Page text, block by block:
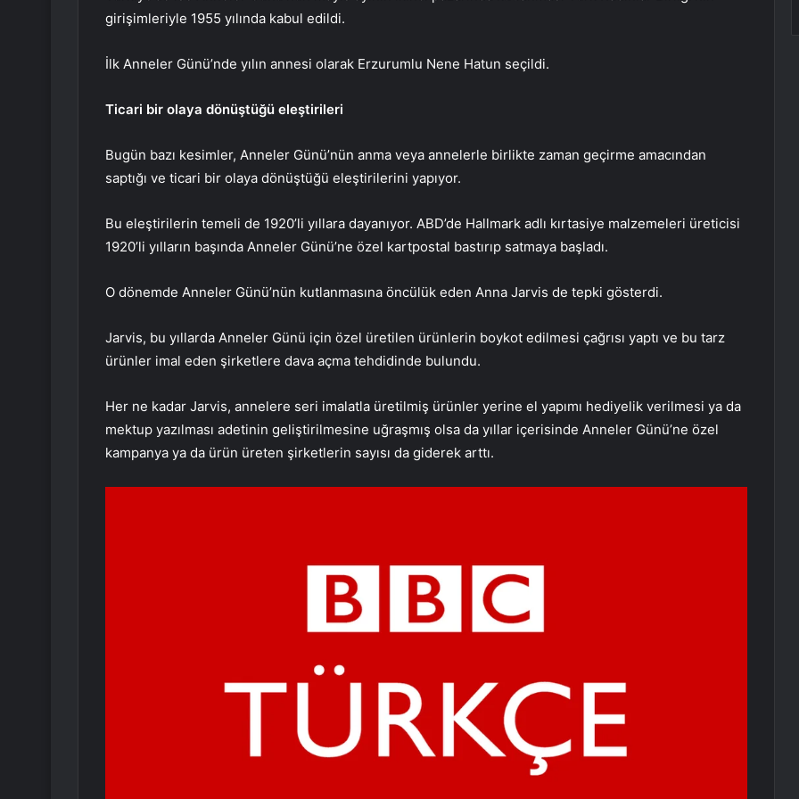
girişimleriyle 1955 yılında kabul edildi.
İlk Anneler Günü’nde yılın annesi olarak Erzurumlu Nene Hatun seçildi.
Ticari bir olaya dönüştüğü eleştirileri
Bugün bazı kesimler, Anneler Günü’nün anma veya annelerle birlikte zaman geçirme amacından
saptığı ve ticari bir olaya dönüştüğü eleştirilerini yapıyor.
Bu eleştirilerin temeli de 1920’li yıllara dayanıyor. ABD’de Hallmark adlı kırtasiye malzemeleri üreticisi
1920’li yılların başında Anneler Günü’ne özel kartpostal bastırıp satmaya başladı.
O dönemde Anneler Günü’nün kutlanmasına öncülük eden Anna Jarvis de tepki gösterdi.
Jarvis, bu yıllarda Anneler Günü için özel üretilen ürünlerin boykot edilmesi çağrısı yaptı ve bu tarz
ürünler imal eden şirketlere dava açma tehdidinde bulundu.
Her ne kadar Jarvis, annelere seri imalatla üretilmiş ürünler yerine el yapımı hediyelik verilmesi ya da
mektup yazılması adetinin geliştirilmesine uğraşmış olsa da yıllar içerisinde Anneler Günü’ne özel
kampanya ya da ürün üreten şirketlerin sayısı da giderek arttı.